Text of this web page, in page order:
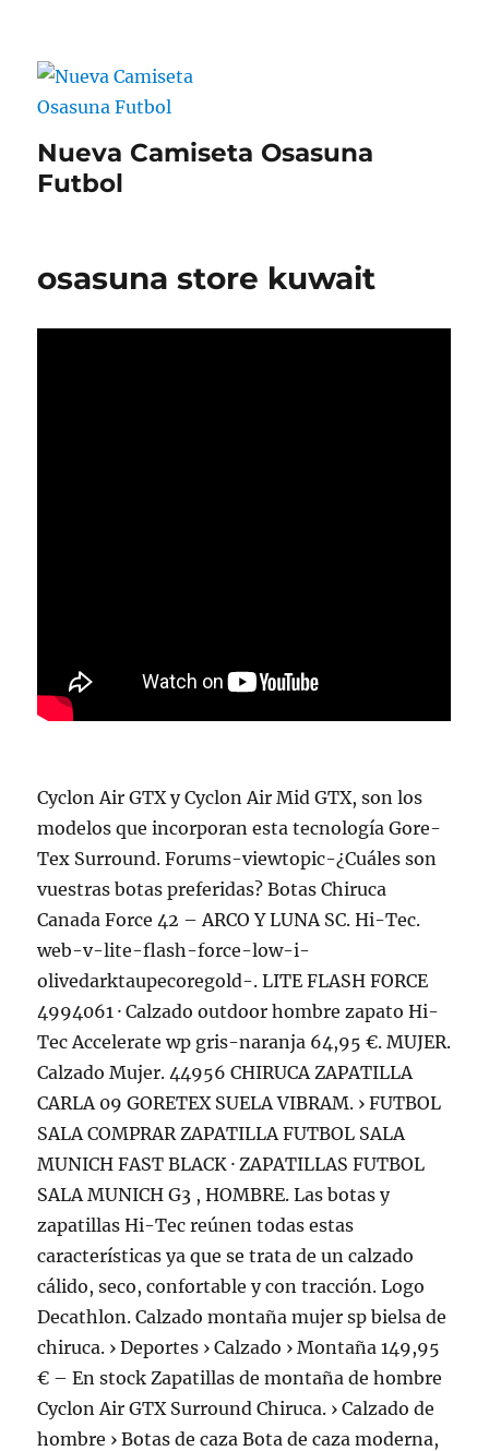
Nueva Camiseta Osasuna
Futbol
osasuna store kuwait
Cyclon Air GTX y Cyclon Air Mid GTX, son los
modelos que incorporan esta tecnología Gore-
Tex Surround. Forums-viewtopic-¿Cuáles son
vuestras botas preferidas? Botas Chiruca
Canada Force 42 – ARCO Y LUNA SC. Hi-Tec.
web-v-lite-flash-force-low-i-
olivedarktaupecoregold-. LITE FLASH FORCE
4994061 · Calzado outdoor hombre zapato Hi-
Tec Accelerate wp gris-naranja 64,95 €. MUJER.
Calzado Mujer. 44956 CHIRUCA ZAPATILLA
CARLA 09 GORETEX SUELA VIBRAM. › FUTBOL
SALA COMPRAR ZAPATILLA FUTBOL SALA
MUNICH FAST BLACK · ZAPATILLAS FUTBOL
SALA MUNICH G3 , HOMBRE. Las botas y
zapatillas Hi-Tec reúnen todas estas
características ya que se trata de un calzado
cálido, seco, confortable y con tracción. Logo
Decathlon. Calzado montaña mujer sp bielsa de
chiruca. › Deportes › Calzado › Montaña 149,95
€ – En stock Zapatillas de montaña de hombre
Cyclon Air GTX Surround Chiruca. › Calzado de
hombre › Botas de caza Bota de caza moderna,